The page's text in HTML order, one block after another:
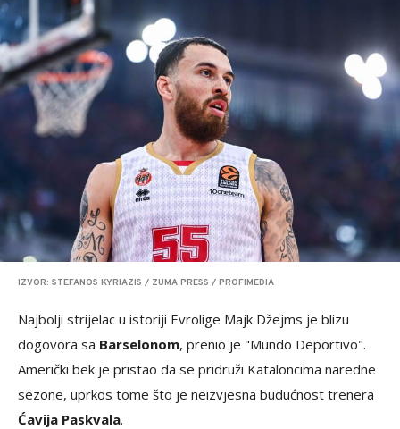
IZVOR: STEFANOS KYRIAZIS / ZUMA PRESS / PROFIMEDIA
Najbolji strijelac u istoriji Evrolige Majk Džejms je blizu
dogovora sa Barselonom, prenio je "Mundo Deportivo".
Američki bek je pristao da se pridruži Kataloncima naredne
sezone, uprkos tome što je neizvjesna budućnost trenera
Ćavija Paskvala.